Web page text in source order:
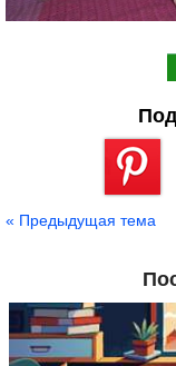
« Предыдущая тема